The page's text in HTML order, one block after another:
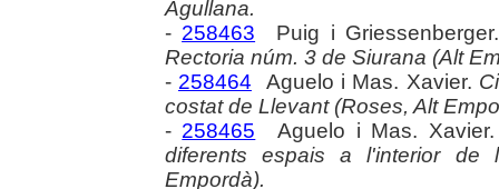
Agullana.
- 258463 Puig i
Rectoria núm. 3 de Siurana (Alt
- 258464 Aguelo i Mas. Xavier.
costat de Llevant (Roses, Alt
- 258465 Aguelo i Mas.
diferents espais a l'interior de
Empordà).